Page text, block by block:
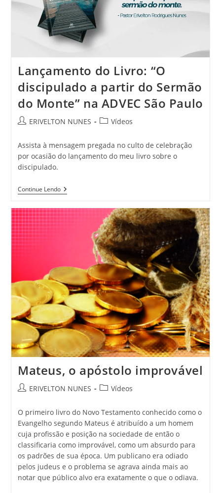
Lançamento do Livro: “O
discipulado a partir do Sermão
do Monte” na ADVEC São Paulo
ERIVELTON NUNES Vídeos
Assista à mensagem pregada no culto de celebração
por ocasião do lançamento do meu livro sobre o
discipulado.
Continue Lendo
Mateus, o apóstolo improvável
ERIVELTON NUNES Vídeos
O primeiro livro do Novo Testamento conhecido como o
Evangelho segundo Mateus é atribuído a um homem
cuja profissão e posição na sociedade de então o
classificaria como improvável, como um absurdo para
os padrões de sua época. Um publicano era odiado
pelos judeus e o problema se agrava ainda mais ao
notar que público alvo era exatamente o que o odiava.